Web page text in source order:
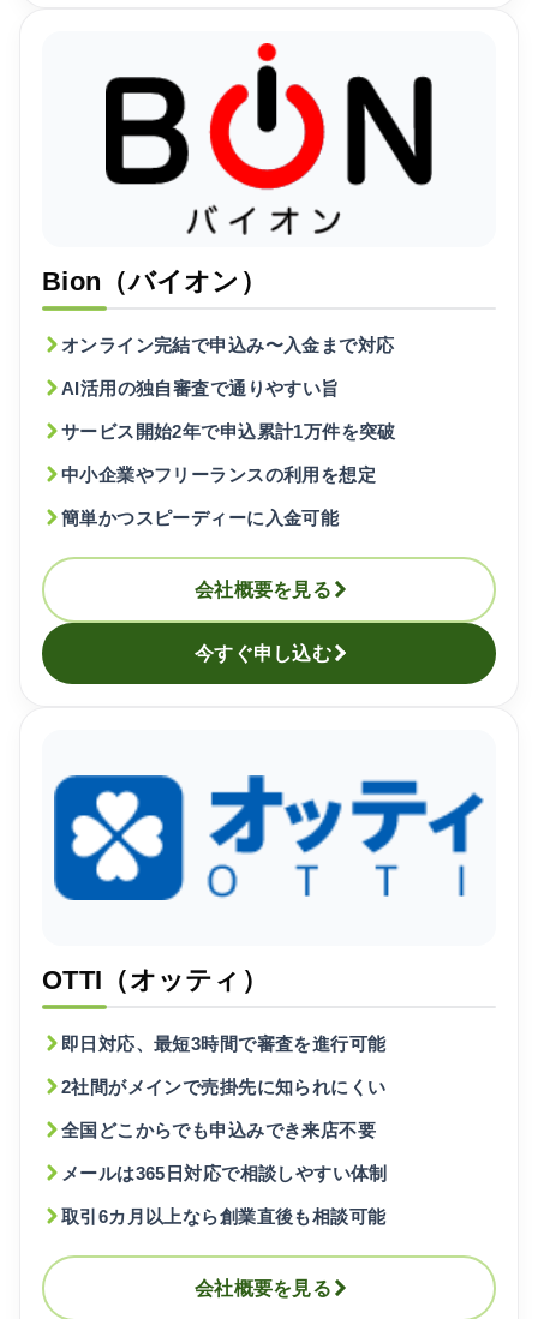
Bion（バイオン）
オンライン完結で申込み〜入金まで対応
AI活用の独自審査で通りやすい旨
サービス開始2年で申込累計1万件を突破
中小企業やフリーランスの利用を想定
簡単かつスピーディーに入金可能
会社概要を見る
今すぐ申し込む
OTTI（オッティ）
即日対応、最短3時間で審査を進行可能
2社間がメインで売掛先に知られにくい
全国どこからでも申込みでき来店不要
メールは365日対応で相談しやすい体制
取引6カ月以上なら創業直後も相談可能
会社概要を見る